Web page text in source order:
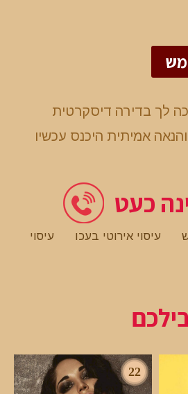
לך בדירה דיסקרטית
אמיתית היכנס עכשיו
כעט
עיסוי אירוטי בעכו
עיסוי
22